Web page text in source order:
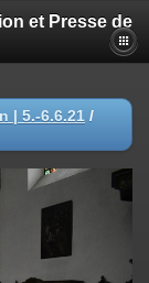
et Presse de
| 5.-6.6.21 /